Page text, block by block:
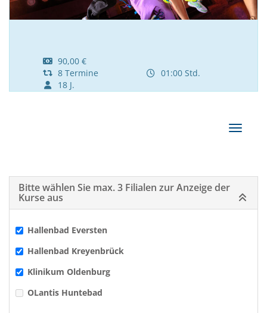
90,00 €
8 Termine
01:00 Std.
18 J.
Bitte wählen Sie max. 3 Filialen zur Anzeige der
Kurse aus
Hallenbad Eversten
Hallenbad Kreyenbrück
Klinikum Oldenburg
OLantis Huntebad